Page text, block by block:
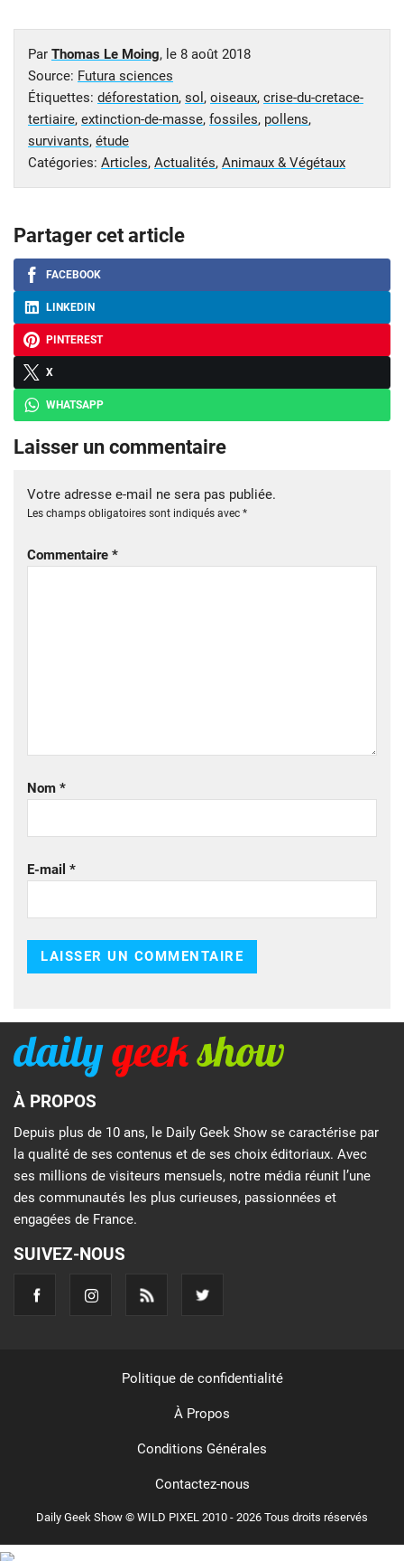
Par Thomas Le Moing, le 8 août 2018
Source: Futura sciences
Étiquettes: déforestation, sol , oiseaux, crise-du-cretace-
tertiaire, extinction-de-masse, fossiles, pollens,
survivants, étude
Catégories: Articles, Actualités, Animaux & Végétaux
Partager cet article
FACEBOOK
LINKEDIN
PINTEREST
X
WHATSAPP
Laisser un commentaire
Votre adresse e-mail ne sera pas publiée.
Les champs obligatoires sont indiqués avec *
Commentaire *
Nom *
E-mail *
À PROPOS
Depuis plus de 10 ans, le Daily Geek Show se caractérise par
la qualité de ses contenus et de ses choix éditoriaux. Avec
ses millions de visiteurs mensuels, notre média réunit l’une
des communautés les plus curieuses, passionnées et
engagées de France.
SUIVEZ-NOUS
Daily Geek Show © WILD PIXEL 2010 - 2026 Tous droits réservés
Politique de confidentialité
À Propos
Conditions Générales
Contactez-nous